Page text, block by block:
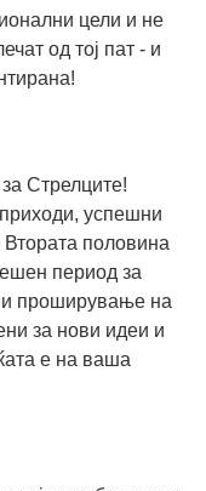
цели и не
од тој пат - и
Стрелците!
успешни
половина
период за
и проширување на
за нови идеи и
е на ваша